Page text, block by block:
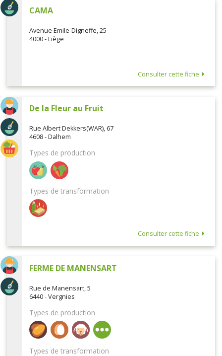
CAMA
Avenue Emile-Digneffe, 25
4000 - Liège
Consulter cette fiche
De la Fleur au Fruit
Rue Albert Dekkers(WAR), 67
4608 - Dalhem
Types de production
Types de transformation
Consulter cette fiche
FERME DE MANENSART
Rue de Manensart, 5
6440 - Vergnies
Types de production
Types de transformation